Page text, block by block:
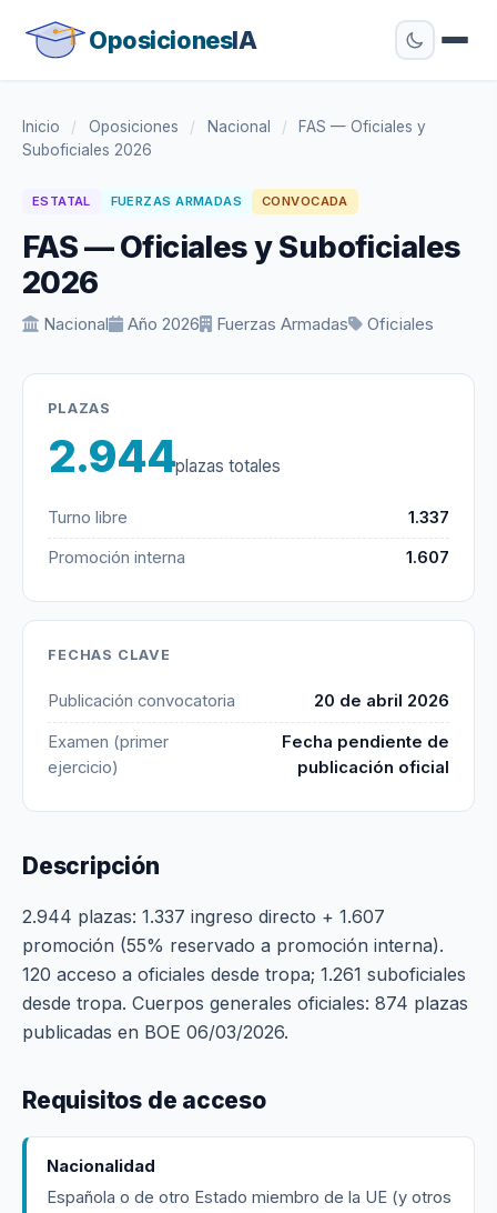
OposicionesIA
Inicio / Oposiciones / Nacional /
FAS — Oficiales y
Suboficiales 2026
ESTATAL FUERZAS ARMADAS CONVOCADA
FAS — Oficiales y Suboficiales
2026
Nacional Año 2026 Fuerzas Armadas Oficiales
PLAZAS
2.944plazas totales
Turno libre 1.337
Promoción interna 1.607
FECHAS CLAVE
Publicación convocatoria 20 de abril 2026
Examen (primer
ejercicio)
Fecha pendiente de
publicación oficial
Descripción
2.944 plazas: 1.337 ingreso directo + 1.607
promoción (55% reservado a promoción interna).
120 acceso a oficiales desde tropa; 1.261 suboficiales
desde tropa. Cuerpos generales oficiales: 874 plazas
publicadas en BOE 06/03/2026.
Requisitos de acceso
Nacionalidad
Española o de otro Estado miembro de la UE (y otros